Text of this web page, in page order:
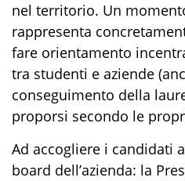
nel territorio. Un
rappresenta
fare orientamento
tra studenti e aziende
conseguimento della
proporsi secondo le
Ad accogliere i candidati
board dell’azienda: la